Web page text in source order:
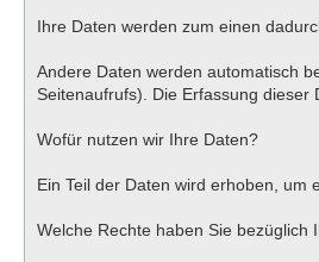
Ihre Daten werden zum einen
Andere Daten werden automatisch
Seitenaufrufs). Die Erfassung dieser
Wofür nutzen wir Ihre Daten?
Ein Teil der Daten wird erhoben, um
Welche Rechte haben Sie bezüglich